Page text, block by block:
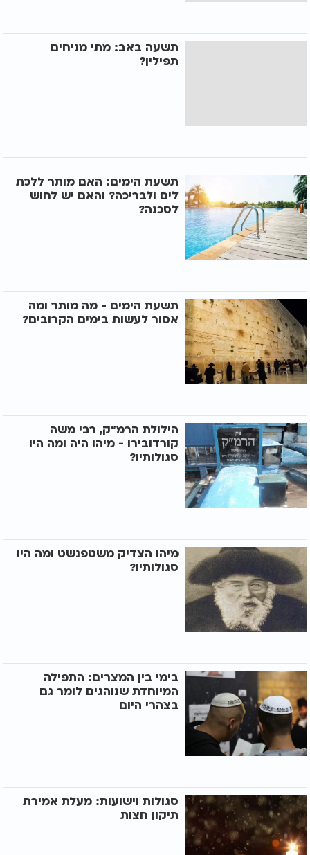
תשעה באב: מתי מניחים
תפילין?
תשעת הימים: האם מותר ללכת
לים ולבריכה? והאם יש לחוש
לסכנה?
תשעת הימים - מה מותר ומה
אסור לעשות בימים הקרובים?
הילולת הרמ"ק, רבי משה
קורדובירו - מיהו היה ומה היו
סגולותיו?
מיהו הצדיק משטפנשט ומה היו
סגולותיו?
בימי בין המצרים: התפילה
המיוחדת שנוהגים לומר גם
בצהרי היום
סגולות וישועות: מעלת אמירת
תיקון חצות